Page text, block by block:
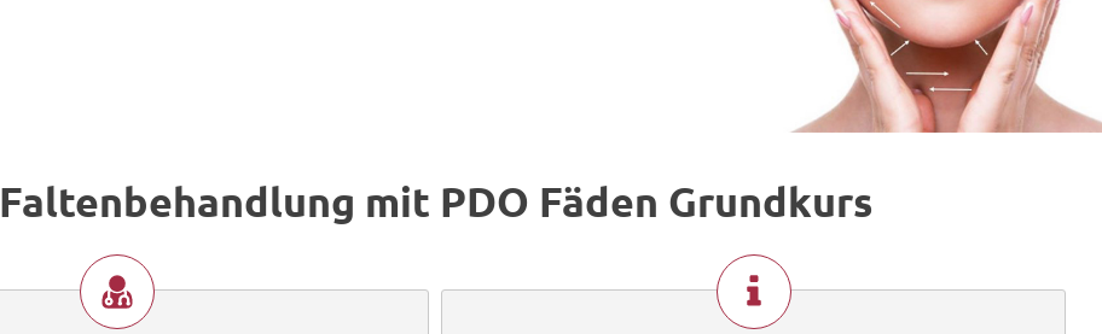
Faltenbehandlung mit PDO Fäden Grundkurs